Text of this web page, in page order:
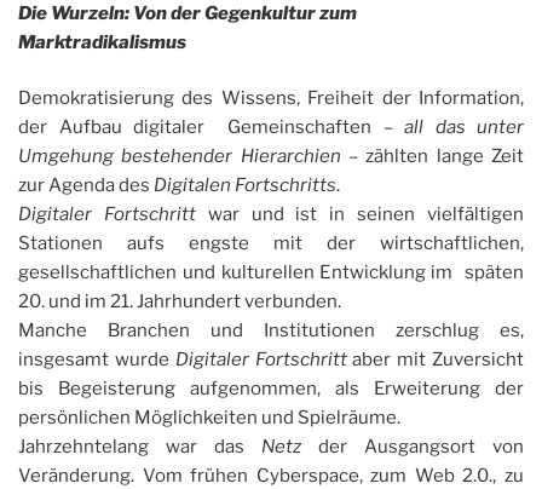
Die Wurzeln: Von der Gegenkultur zum
Marktradikalismus
Demokratisierung des Wissens, Freiheit der Information,
der Aufbau digitaler Gemeinschaften – all das unter
Umgehung bestehender Hierarchien – zählten lange Zeit
zur Agenda des Digitalen Fortschritts.
Digitaler Fortschrittwar und ist in seinen vielfältigen
Stationen aufs engste mit der wirtschaftlichen,
gesellschaftlichen und kulturellen Entwicklung im späten
20. und im 21. Jahrhundert verbunden.
Manche Branchen und Institutionen zerschlug es,
insgesamt wurde Digitaler Fortschrittaber mit Zuversicht
bis Begeisterung aufgenommen, als Erweiterung der
persönlichen Möglichkeiten und Spielräume.
Jahrzehntelang war das Netz der Ausgangsort von
Veränderung. Vom frühen Cyberspace, zum Web 2.0., zu